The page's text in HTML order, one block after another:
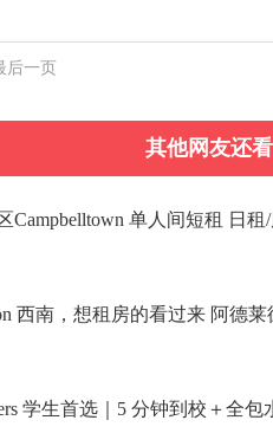
后一页
其他网友还
Campbelltown 单人间短租 日租
西南，想租房的看过来 阿德莱
学生首选｜5 分钟到校＋全